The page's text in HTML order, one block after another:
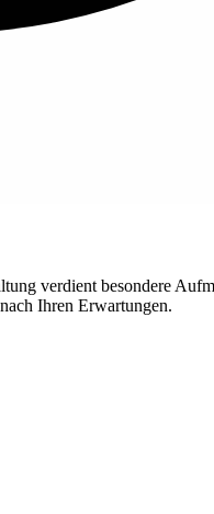
verdient besondere
Ihren Erwartungen.